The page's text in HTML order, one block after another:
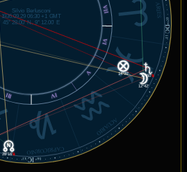
07°
DC
11'
08°
IC
43'
ARIES
CAPRICORNIO
ACUARIO
PISCIS
III IV
V
VI
VII
12°42'
17°50'℞
28°16'℞
14°00'
Silvio Berlusconi
1936.09.29 06:30 +1 GMT
45° 28.00' N, 9° 12.00' E